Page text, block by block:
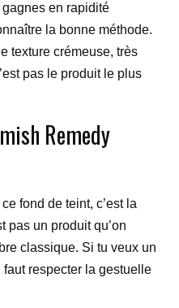
en rapidité
la bonne méthode.
texture crémeuse, très
pas le produit le plus
Remedy
fond de teint, c’est la
pas un produit qu’on
classique. Si tu veux un
respecter la gestuelle